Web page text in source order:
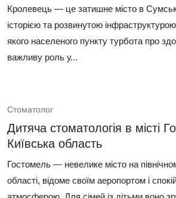
Кролевець — це затишне місто в
історією та розвинутою
якого населеного пункту турбота про
важливу роль у...
Стоматолог
Дитяча стоматологія в місті
Київська область
Гостомель — невелике місто на
області, відоме своїм аеропортом і